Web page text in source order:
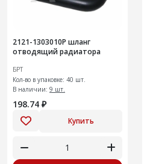
2121-1303010Р шланг
отводящий радиатора
БРТ
Кол-во в упаковке: 40 шт.
В наличии: 9 шт.
198.74 ₽
Купить